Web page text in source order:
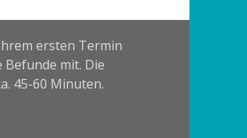
ersten Termin
mit. Die
45-60 Minuten.